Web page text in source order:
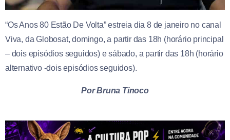
“Os Anos 80 Estão De Volta” estreia dia 8 de janeiro no canal
Viva, da Globosat, domingo, a partir das 18h (horário principal
– dois episódios seguidos) e sábado, a partir das 18h (horário
alternativo -dois episódios seguidos).
Por Bruna Tinoco